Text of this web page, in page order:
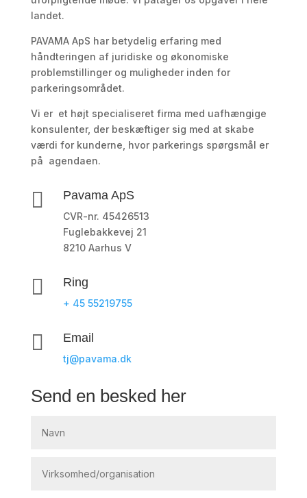
landet.
PAVAMA ApS har betydelig erfaring med
håndteringen af juridiske og økonomiske
problemstillinger og muligheder inden for
parkeringsområdet.
Vi er et højt specialiseret firma med uafhængige
konsulenter, der beskæftiger sig med at skabe
værdi for kunderne, hvor parkerings spørgsmål er
på agendaen.
 Pavama ApS
CVR-nr. 45426513
Fuglebakkevej 21
8210 Aarhus V
 Ring
+ 45 55219755
 Email
tj@pavama.dk
Send en besked her